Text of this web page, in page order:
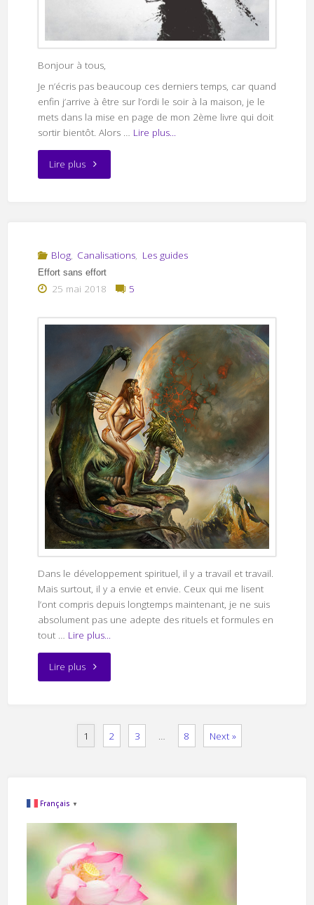
Bonjour à tous,
Je n’écris pas beaucoup ces derniers temps, car quand
enfin j’arrive à être sur l’ordi le soir à la maison, je le
mets dans la mise en page de mon 2ème livre qui doit
sortir bientôt. Alors … Lire plus...
Lire plus"La
Blog, Canalisations, Les guides
Effort sans effort
25 mai 2018 5
Dans le développement spirituel, il y a travail et travail.
Mais surtout, il y a envie et envie. Ceux qui me lisent
l’ont compris depuis longtemps maintenant, je ne suis
absolument pas une adepte des rituels et formules en
tout … Lire plus...
Lire plus"Effort
effort"
1
2 3 … 8 Next »
Français ▼